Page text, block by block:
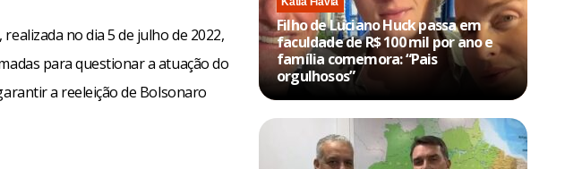
no dia 5 de julho de 2022,
para questionar a atuação do
a reeleição de Bolsonaro
Filho de Luciano Huck passa em
faculdade de R$ 100 mil por ano e
família comemora: “Pais
orgulhosos”